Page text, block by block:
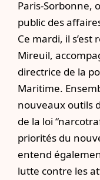
Paris-Sorbonne,
public des
Ce mardi, il
Mireuil,
directrice de la
Maritime.
nouveaux outils
de la loi
priorités du
entend
lutte contre les